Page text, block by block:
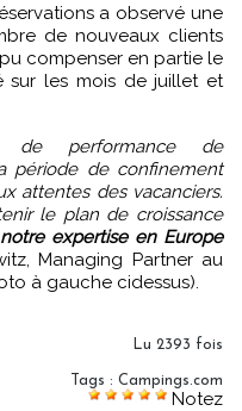
a observé une
de nouveaux clients
compenser en partie le
sur les mois de juillet et
période de confinement
attentes des vacanciers.
le plan de croissance
expertise en Europe
Managing Partner au
à gauche cidessus).
Lu 2393 fois
Tags : Campings.com
Notez